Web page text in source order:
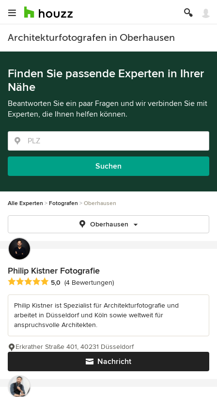
Architekturfotografen in Oberhausen
Finden Sie passende Experten in Ihrer
Nähe
Beantworten Sie ein paar Fragen und wir verbinden Sie mit
Experten, die Ihnen helfen können.
Suchen
Alle Experten Fotografen Oberhausen
Oberhausen
Philip Kistner Fotografie
Durchschnittliche Bewertung: 5 von 5 Sternen
5,0 (4 Bewertungen)
Philip Kistner ist Spezialist für Architekturfotografie und
arbeitet in Düsseldorf und Köln sowie weltweit für
anspruchsvolle Architekten.
Nachricht
Erkrather Straße 401, 40231 Düsseldorf